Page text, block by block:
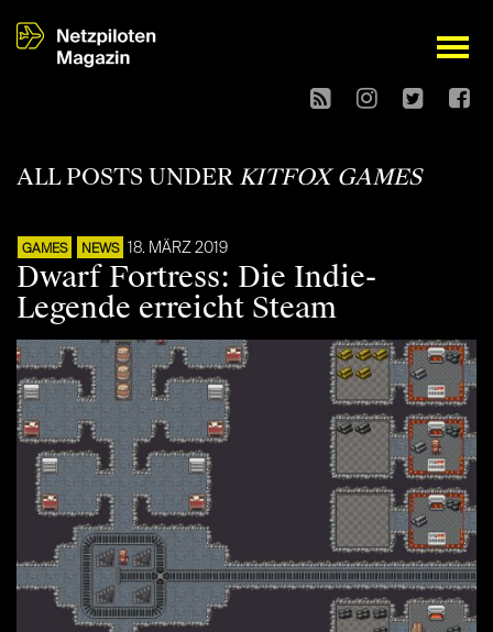
open
ALL POSTS UNDER KITFOX GAMES
GAMES NEWS 18. MÄRZ 2019
Dwarf Fortress: Die Indie-
Legende erreicht Steam